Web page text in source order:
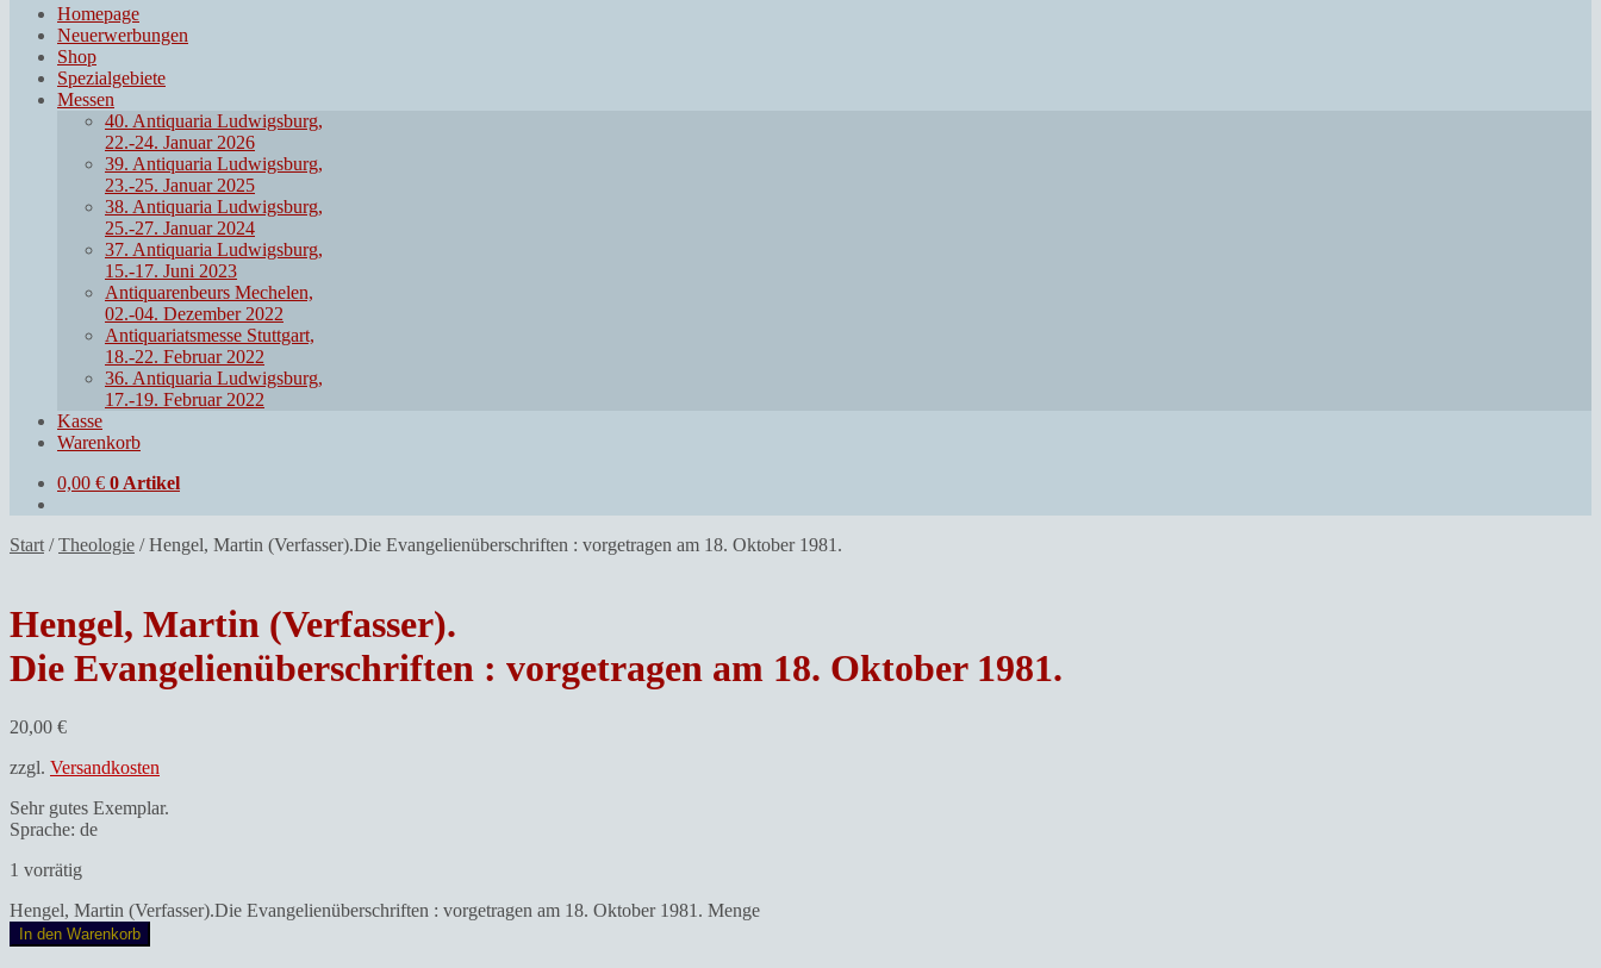
Homepage
Neuerwerbungen
Shop
Spezialgebiete
Messen
40. Antiquaria Ludwigsburg,
22.-24. Januar 2026
39. Antiquaria Ludwigsburg,
23.-25. Januar 2025
38. Antiquaria Ludwigsburg,
25.-27. Januar 2024
37. Antiquaria Ludwigsburg,
15.-17. Juni 2023
Antiquarenbeurs Mechelen,
02.-04. Dezember 2022
Antiquariatsmesse Stuttgart,
18.-22. Februar 2022
36. Antiquaria Ludwigsburg,
17.-19. Februar 2022
Kasse
Warenkorb
0,00 € 0 Artikel
Start /Theologie /Hengel, Martin (Verfasser).Die Evangelienüberschriften : vorgetragen am 18. Oktober 1981.
Hengel, Martin (Verfasser).
Die Evangelienüberschriften : vorgetragen am 18. Oktober 1981.
20,00 €
zzgl. Versandkosten
Sehr gutes Exemplar.
Sprache: de
1 vorrätig
Hengel, Martin (Verfasser).Die Evangelienüberschriften : vorgetragen am 18. Oktober 1981. Menge
In den Warenkorb